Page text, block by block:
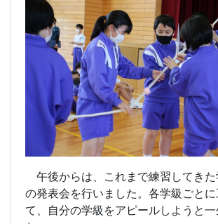
午後からは、これまで練習してき
の発表会を行いました。各学級ごと
て、自分の学級をアピールしようと